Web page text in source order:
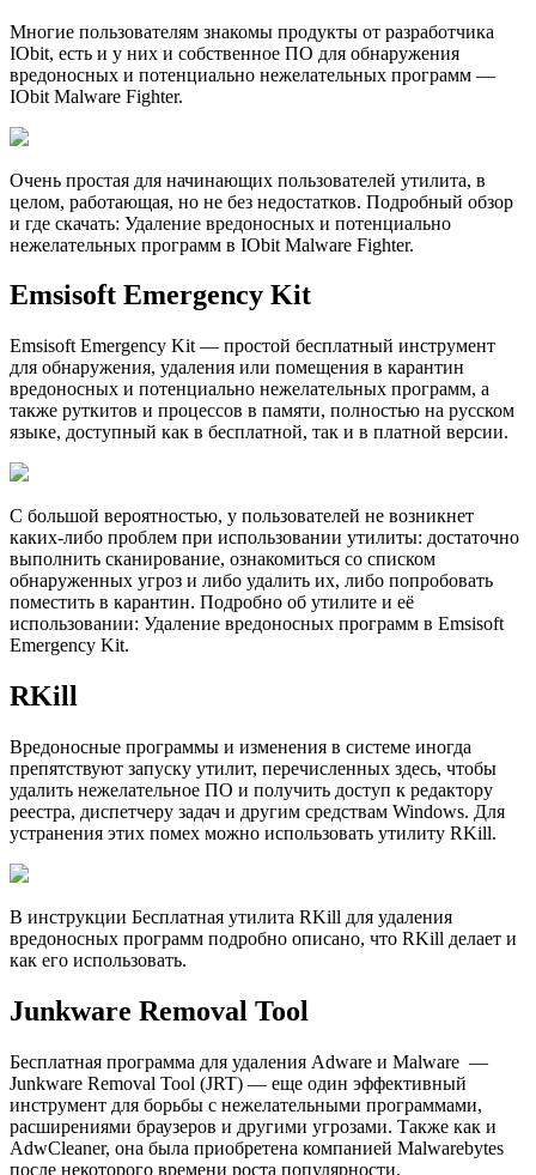
Многие пользователям знакомы продукты от разработчика
IObit, есть и у них и собственное ПО для обнаружения
вредоносных и потенциально нежелательных программ —
IObit Malware Fighter.
Очень простая для начинающих пользователей утилита, в
целом, работающая, но не без недостатков. Подробный обзор
и где скачать: Удаление вредоносных и потенциально
нежелательных программ в IObit Malware Fighter.
Emsisoft Emergency Kit
Emsisoft Emergency Kit — простой бесплатный инструмент
для обнаружения, удаления или помещения в карантин
вредоносных и потенциально нежелательных программ, а
также руткитов и процессов в памяти, полностью на русском
языке, доступный как в бесплатной, так и в платной версии.
С большой вероятностью, у пользователей не возникнет
каких-либо проблем при использовании утилиты: достаточно
выполнить сканирование, ознакомиться со списком
обнаруженных угроз и либо удалить их, либо попробовать
поместить в карантин. Подробно об утилите и её
использовании: Удаление вредоносных программ в Emsisoft
Emergency Kit.
RKill
Вредоносные программы и изменения в системе иногда
препятствуют запуску утилит, перечисленных здесь, чтобы
удалить нежелательное ПО и получить доступ к редактору
реестра, диспетчеру задач и другим средствам Windows. Для
устранения этих помех можно использовать утилиту RKill.
В инструкции Бесплатная утилита RKill для удаления
вредоносных программ подробно описано, что RKill делает и
как его использовать.
Junkware Removal Tool
Бесплатная программа для удаления Adware и Malware —
Junkware Removal Tool (JRT) — еще один эффективный
инструмент для борьбы с нежелательными программами,
расширениями браузеров и другими угрозами. Также как и
AdwCleaner, она была приобретена компанией Malwarebytes
после некоторого времени роста популярности.